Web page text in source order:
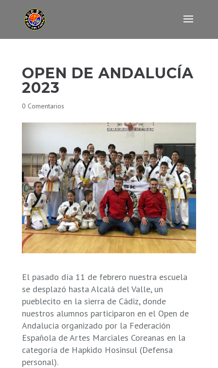
OPEN DE ANDALUCÍA
2023
0 Comentarios
El pasado día 11 de febrero nuestra escuela
se desplazó hasta Alcalá del Valle, un
pueblecito en la sierra de Cádiz, donde
nuestros alumnos participaron en el Open de
Andalucía organizado por la Federación
Española de Artes Marciales Coreanas en la
categoría de Hapkido Hosinsul (Defensa
personal).